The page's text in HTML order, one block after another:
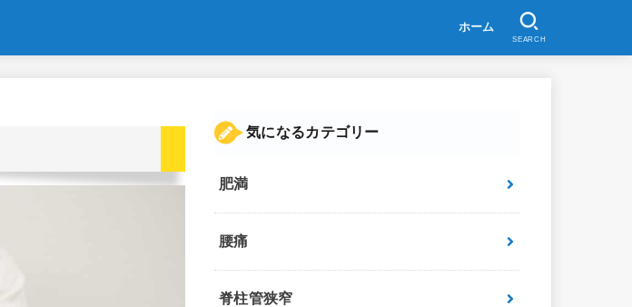
ホーム
SEARCH
気になるカテゴリー
肥満
腰痛
脊柱管狭窄